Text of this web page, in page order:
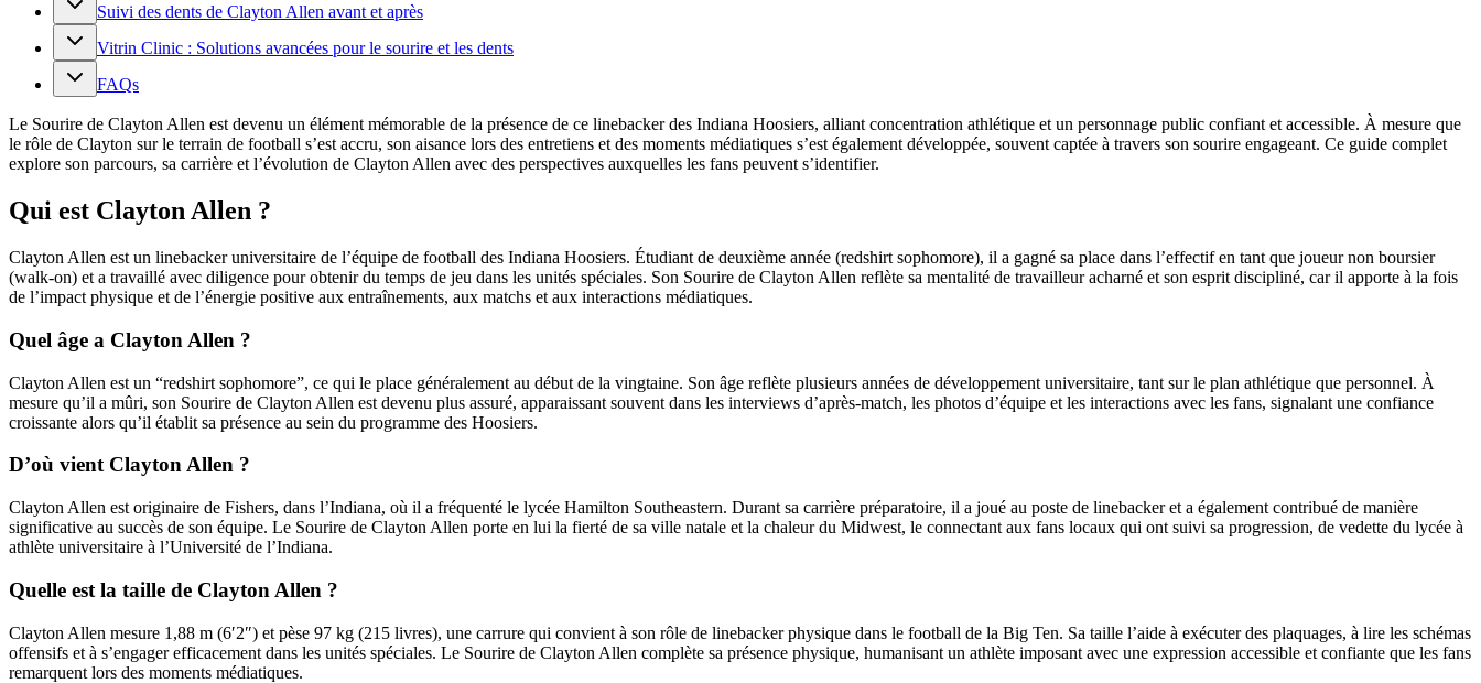
Suivi des dents de Clayton Allen avant et après
Vitrin Clinic : Solutions avancées pour le sourire et les dents
FAQs
Le Sourire de Clayton Allen est devenu un élément mémorable de la présence de ce linebacker des Indiana Hoosiers, alliant concentration athlétique et un personnage public confiant et accessible. À mesure que
le rôle de Clayton sur le terrain de football s’est accru, son aisance lors des entretiens et des moments médiatiques s’est également développée, souvent captée à travers son sourire engageant. Ce guide complet
explore son parcours, sa carrière et l’évolution de Clayton Allen avec des perspectives auxquelles les fans peuvent s’identifier.
Qui est Clayton Allen ?
Clayton Allen est un linebacker universitaire de l’équipe de football des Indiana Hoosiers. Étudiant de deuxième année (redshirt sophomore), il a gagné sa place dans l’effectif en tant que joueur non boursier
(walk-on) et a travaillé avec diligence pour obtenir du temps de jeu dans les unités spéciales. Son Sourire de Clayton Allen reflète sa mentalité de travailleur acharné et son esprit discipliné, car il apporte à la fois
de l’impact physique et de l’énergie positive aux entraînements, aux matchs et aux interactions médiatiques.
Quel âge a Clayton Allen ?
Clayton Allen est un “redshirt sophomore”, ce qui le place généralement au début de la vingtaine. Son âge reflète plusieurs années de développement universitaire, tant sur le plan athlétique que personnel. À
mesure qu’il a mûri, son Sourire de Clayton Allen est devenu plus assuré, apparaissant souvent dans les interviews d’après-match, les photos d’équipe et les interactions avec les fans, signalant une confiance
croissante alors qu’il établit sa présence au sein du programme des Hoosiers.
D’où vient Clayton Allen ?
Clayton Allen est originaire de Fishers, dans l’Indiana, où il a fréquenté le lycée Hamilton Southeastern. Durant sa carrière préparatoire, il a joué au poste de linebacker et a également contribué de manière
significative au succès de son équipe. Le Sourire de Clayton Allen porte en lui la fierté de sa ville natale et la chaleur du Midwest, le connectant aux fans locaux qui ont suivi sa progression, de vedette du lycée à
athlète universitaire à l’Université de l’Indiana.
Quelle est la taille de Clayton Allen ?
Clayton Allen mesure 1,88 m (6′2″) et pèse 97 kg (215 livres), une carrure qui convient à son rôle de linebacker physique dans le football de la Big Ten. Sa taille l’aide à exécuter des plaquages, à lire les schémas
offensifs et à s’engager efficacement dans les unités spéciales. Le Sourire de Clayton Allen complète sa présence physique, humanisant un athlète imposant avec une expression accessible et confiante que les fans
remarquent lors des moments médiatiques.